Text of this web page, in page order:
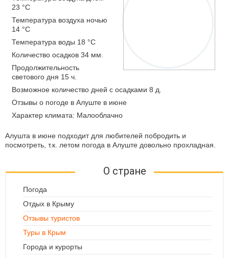
23 °C
Температура воздуха ночью
14 °C
Температура воды 18 °C
Количество осадков 34 мм.
Продолжительность
светового дня 15 ч.
Возможное количество дней с осадками 8 д.
Отзывы о погоде в Алуште в июне
Характер климата: Малооблачно
Алушта в июне подходит для любителей побродить и
посмотреть, т.к. летом погода в Алуште довольно прохладная.
О стране
Погода
Отдых в Крыму
Отзывы туристов
Туры в Крым
Города и курорты